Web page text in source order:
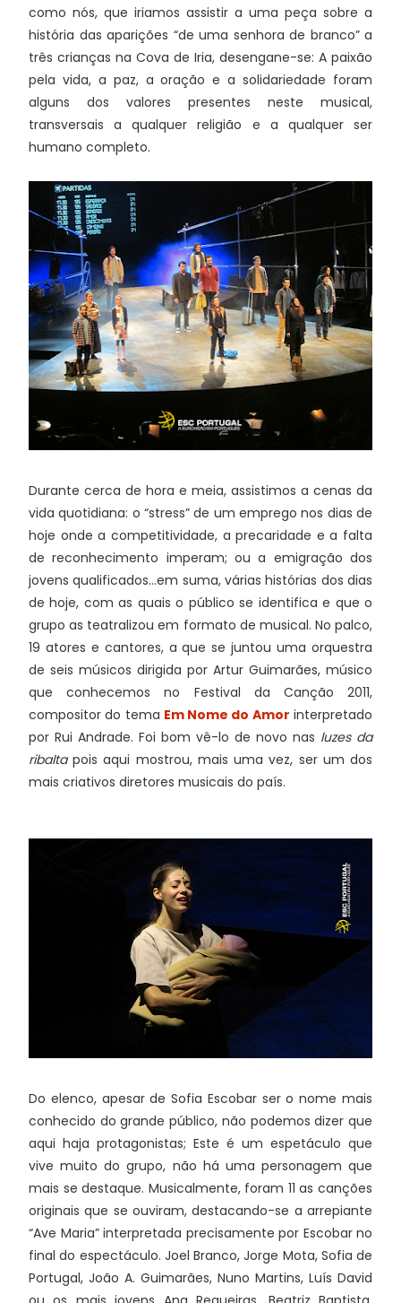
como nós, que iriamos assistir a uma peça sobre a
história das aparições “de uma senhora de branco” a
três crianças na Cova de Iria, desengane-se: A paixão
pela vida, a paz, a oração e a solidariedade foram
alguns dos valores presentes neste musical,
transversais a qualquer religião e a qualquer ser
humano completo.
Durante cerca de hora e meia, assistimos a cenas da
vida quotidiana: o “stress” de um emprego nos dias de
hoje onde a competitividade, a precaridade e a falta
de reconhecimento imperam; ou a emigração dos
jovens qualificados…em suma, várias histórias dos dias
de hoje, com as quais o público se identifica e que o
grupo as teatralizou em formato de musical. No palco,
19 atores e cantores, a que se juntou uma orquestra
de seis músicos dirigida por Artur Guimarães, músico
que conhecemos no Festival da Canção 2011,
compositor do tema Em Nome do Amor interpretado
por Rui Andrade. Foi bom vê-lo de novo nas luzes da
ribaltapois aqui mostrou, mais uma vez, ser um dos
mais criativos diretores musicais do país.
Do elenco, apesar de Sofia Escobar ser o nome mais
conhecido do grande público, não podemos dizer que
aqui haja protagonistas; Este é um espetáculo que
vive muito do grupo, não há uma personagem que
mais se destaque. Musicalmente, foram 11 as canções
originais que se ouviram, destacando-se a arrepiante
“Ave Maria” interpretada precisamente por Escobar no
final do espectáculo. Joel Branco, Jorge Mota, Sofia de
Portugal, João A. Guimarães, Nuno Martins, Luís David